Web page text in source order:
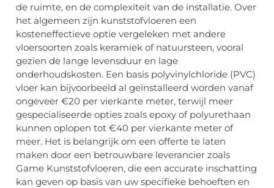
de ruimte, en de complexiteit van de installatie. Over
het algemeen zijn kunststofvloeren een
kosteneffectieve optie vergeleken met andere
vloersoorten zoals keramiek of natuursteen, vooral
gezien de lange levensduur en lage
onderhoudskosten. Een basis polyvinylchloride (PVC)
vloer kan bijvoorbeeld al geïnstalleerd worden vanaf
ongeveer €20 per vierkante meter, terwijl meer
gespecialiseerde opties zoals epoxy of polyurethaan
kunnen oplopen tot €40 per vierkante meter of
meer. Het is belangrijk om een offerte te laten
maken door een betrouwbare leverancier zoals
Game Kunststofvloeren, die een accurate inschatting
kan geven op basis van uw specifieke behoeften en